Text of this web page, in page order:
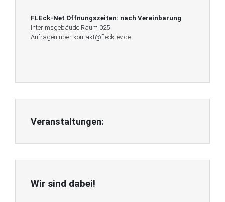
FLEck-Net Öffnungszeiten: nach Vereinbarung
Interimsgebäude Raum 025
Anfragen über kontakt@fleck-ev.de
Veranstaltungen:
Wir sind dabei!